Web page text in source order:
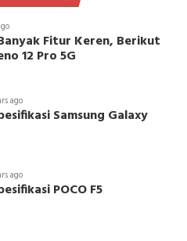
Fitur Keren, Berikut
12 Pro 5G
ago
Samsung Galaxy
ago
POCO F5